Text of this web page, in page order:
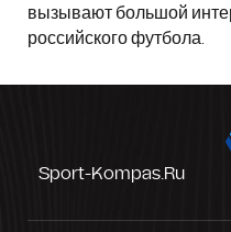
вызывают большой
российского футбола.
Sport-Kompas.ru